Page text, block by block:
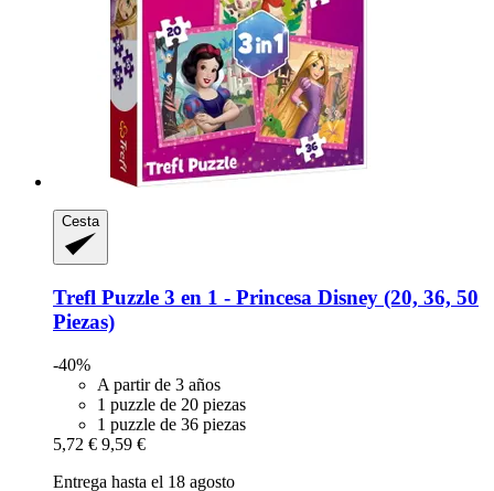
Cesta
Trefl Puzzle 3 en 1 -​ Princesa Disney (20, 36, 50
Piezas)
-40%
A partir de 3 años
1 puzzle de 20 piezas
1 puzzle de 36 piezas
5,72 € 9,59 €
Entrega hasta el 18 agosto